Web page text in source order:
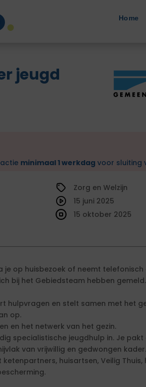
Home
jeugd
minimaal 1 werkdag voor sluiting
Zorg en Welzijn
15 juni 2025
15 oktober 2025
je op huisbezoek of neemt
bij het Gebiedsteam hebben gemeld.
hulpvragen en stelt samen met het
op.
en het netwerk van het gezin.
specialistische jeugdhulp in. Je pakt
van vrijwillig en gedwongen kader.
huisartsen, Veilig Thuis,